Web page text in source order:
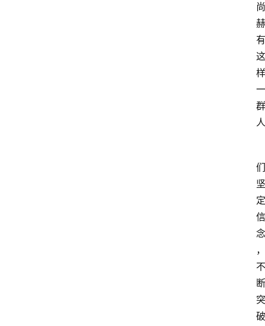
尚
赫
有
这
样
一
群
人
们
坚
定
信
念
，
不
断
突
破